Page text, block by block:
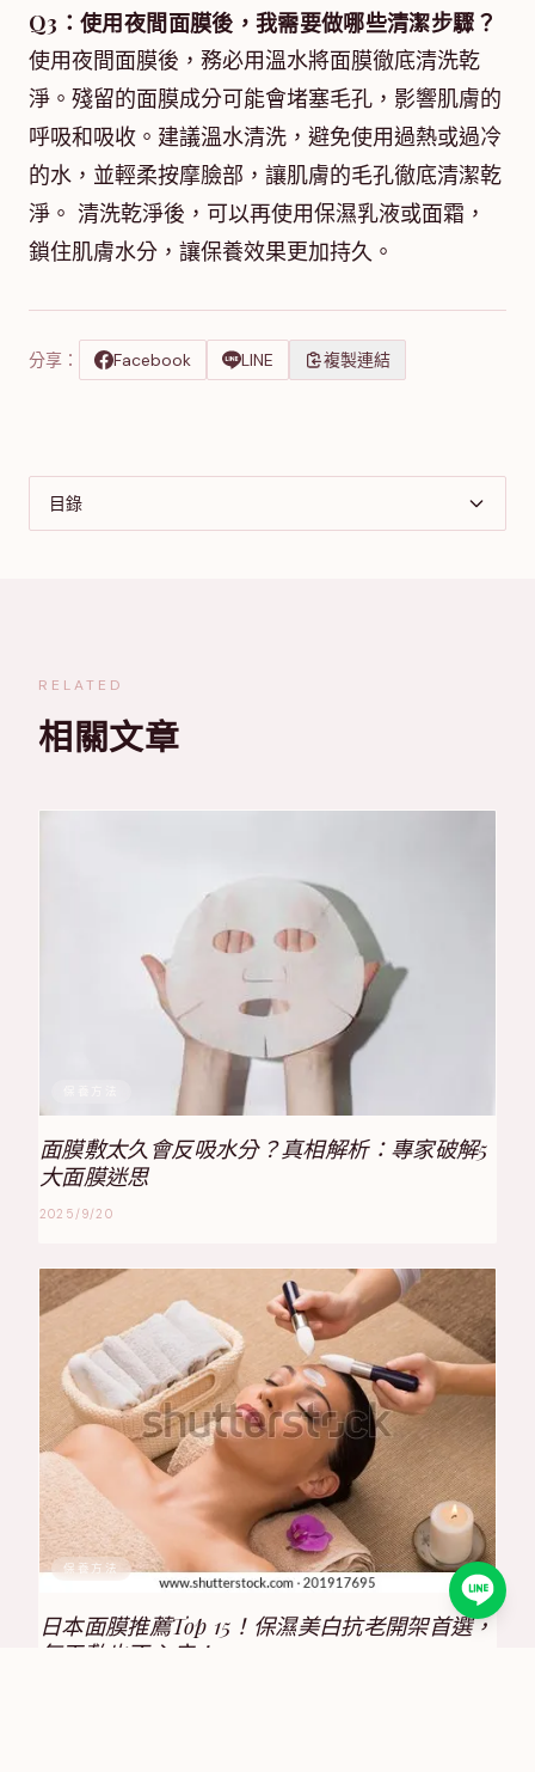
Q3：使用夜間面膜後，我需要做哪些清潔步驟？
使用夜間面膜後，務必用溫水將面膜徹底清洗乾
淨。殘留的面膜成分可能會堵塞毛孔，影響肌膚的
呼吸和吸收。建議溫水清洗，避免使用過熱或過冷
的水，並輕柔按摩臉部，讓肌膚的毛孔徹底清潔乾
淨。 清洗乾淨後，可以再使用保濕乳液或面霜，
鎖住肌膚水分，讓保養效果更加持久。
分享： Facebook LINE 複製連結
目錄
RELATED
相關文章
面膜敷太久會反吸水分？真相解析：專家破解5
大面膜迷思
2025/9/20
保養方法
日本面膜推薦Top 15！保濕美白抗老開架首選，
每天敷也不心疼！